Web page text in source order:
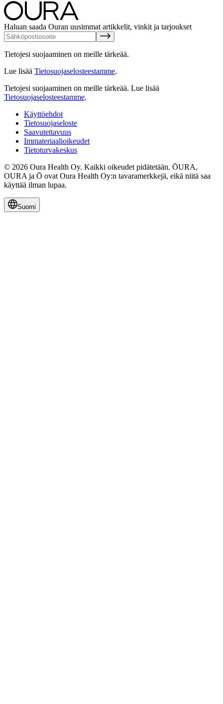
Haluan saada Ouran uusimmat artikkelit, vinkit ja tarjoukset
Tietojesi suojaaminen on meille tärkeää.
Lue lisää Tietosuojaselosteestamme.
Tietojesi suojaaminen on meille tärkeää. Lue lisää
Tietosuojaselosteestamme.
Käyttöehdot
Tietosuojaseloste
Saavutettavuus
Immateriaalioikeudet
Tietoturvakeskus
© 2026 Oura Health Oy. Kaikki oikeudet pidätetään. ŌURA,
OURA ja Ō ovat Oura Health Oy:n tavaramerkkejä, eikä niitä saa
käyttää ilman lupaa.
Suomi